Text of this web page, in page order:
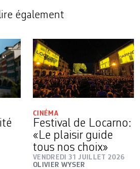
également
CINÉMA
Festival de Locarno:
«Le plaisir guide
tous nos choix»
VENDREDI 31 JUILLET 2026
OLIVIER WYSER